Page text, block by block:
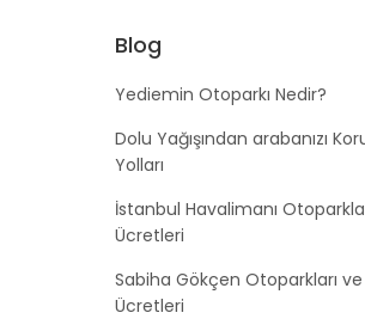
Blog
Yediemin Otoparkı Nedir?
Dolu Yağışından arabanızı
Yolları
İstanbul Havalimanı
Ücretleri
Sabiha Gökçen Otoparkları ve
Ücretleri